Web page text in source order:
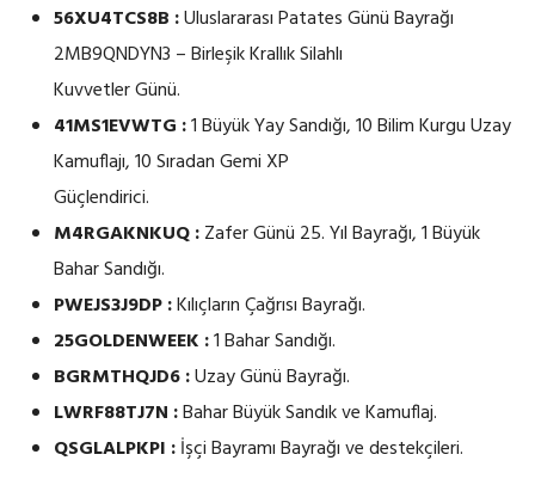
56XU4TCS8B :Uluslararası Patates Günü Bayrağı
2MB9QNDYN3 – Birleşik Krallık Silahlı
Kuvvetler Günü.
41MS1EVWTG :1 Büyük Yay Sandığı, 10 Bilim Kurgu Uzay
Kamuflajı, 10 Sıradan Gemi XP
Güçlendirici.
M4RGAKNKUQ :Zafer Günü 25. Yıl Bayrağı, 1 Büyük
Bahar Sandığı.
PWEJS3J9DP :Kılıçların Çağrısı Bayrağı.
25GOLDENWEEK :1 Bahar Sandığı.
BGRMTHQJD6 :Uzay Günü Bayrağı.
LWRF88TJ7N :Bahar Büyük Sandık ve Kamuflaj.
QSGLALPKPI :İşçi Bayramı Bayrağı ve destekçileri.